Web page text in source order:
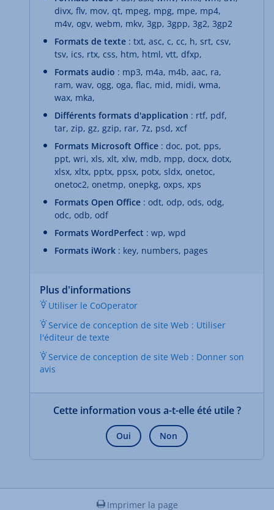
divx, flv, mov, qt, mpeg, mpg, mpe, mp4,
m4v, ogv, webm, mkv, 3gp, 3gpp, 3g2, 3gp2
Formats de texte : txt, asc, c, cc, h, srt, csv,
tsv, ics, rtx, css, htm, html, vtt, dfxp,
Formats audio : mp3, m4a, m4b, aac, ra,
ram, wav, ogg, oga, flac, mid, midi, wma,
wax, mka,
Différents formats d'application : rtf, pdf,
tar, zip, gz, gzip, rar, 7z, psd, xcf
Formats Microsoft Office : doc, pot, pps,
ppt, wri, xls, xlt, xlw, mdb, mpp, docx, dotx,
xlsx, xltx, pptx, ppsx, potx, sldx, onetoc,
onetoc2, onetmp, onepkg, oxps, xps
Formats Open Office : odt, odp, ods, odg,
odc, odb, odf
Formats WordPerfect : wp, wpd
Formats iWork : key, numbers, pages
Plus d'informations
Utiliser le CoOperator
Service de conception de site Web : Utiliser
l'éditeur de texte
Service de conception de site Web : Donner son
avis
Cette information vous a-t-elle été utile ?
Oui Non
Imprimer la page